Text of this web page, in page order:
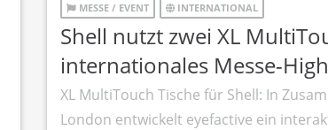
MESSE / EVENT INTERNATIONAL
Shell nutzt zwei XL
internationales Messe-
XL MultiTouch Tische für Shell: In
London entwickelt eyefactive ein